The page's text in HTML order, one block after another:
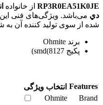
RP3R0EA51K0JE از خانواده
دي
شده از سوی تولید کننده آن
برند Ohmite
پکیج smd(8127)
Features انتخاب ویژگی
Brand
Ohmite